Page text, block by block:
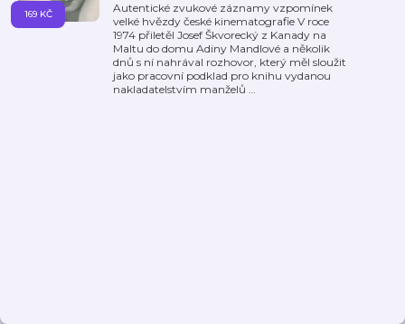
Autentické zvukové záznamy vzpomínek
velké hvězdy české kinematografie V roce
1974 přiletěl Josef Škvorecký z Kanady na
Maltu do domu Adiny Mandlové a několik
dnů s ní nahrával rozhovor, který měl sloužit
jako pracovní podklad pro knihu vydanou
nakladatelstvím manželů …
169 KČ